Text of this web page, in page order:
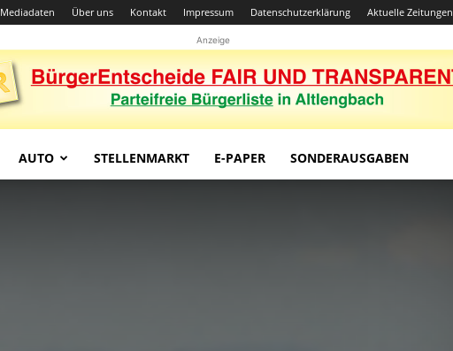
Mediadaten Über uns Kontakt Impressum Datenschutzerklärung Aktuelle Zeitungen
Anzeige
AUTO STELLENMARKT E-PAPER SONDERAUSGABEN